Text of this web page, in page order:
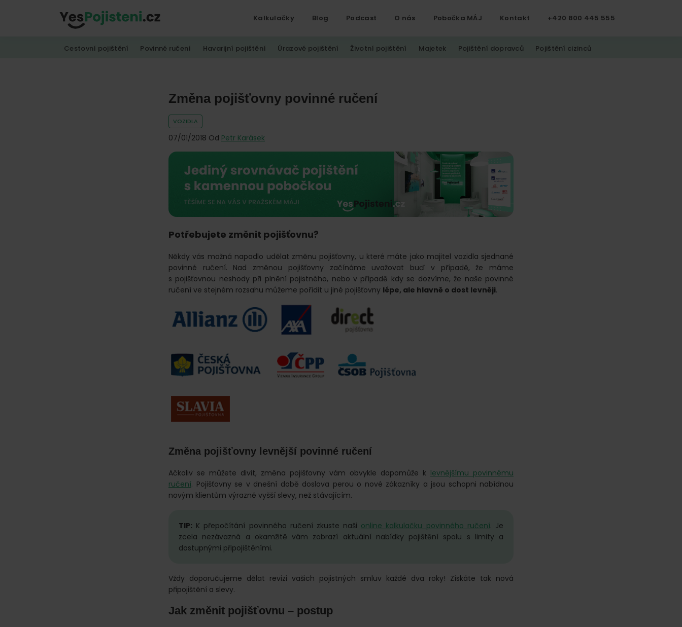
srovnávač
Kalkulačky Blog Podcast O nás Pobočka MÁJ Kontakt +420 800 445 555
Cestovní pojištění Povinné ručení Havarijní pojištění Úrazové pojištění Životní pojištění Majetek Pojištění dopravců Pojištění cizinců
Změna pojišťovny povinné ručení
VOZIDLA
07/01/2018 Od Petr Karásek
Potřebujete změnit pojišťovnu?
Někdy vás možná napadlo udělat změnu pojišťovny, u které máte jako majitel vozidla sjednané
povinné ručení. Nad změnou pojišťovny začínáme uvažovat buď v případě, že máme
s pojišťovnou neshody při plnění pojistného, nebo v případě kdy se dozvíme, že naše povinné
ručení ve stejném rozsahu můžeme pořídit u jiné pojišťovny lépe, ale hlavně o dost levněji.
Změna pojišťovny levnější povinné ručení
Ačkoliv se můžete divit, změna pojišťovny vám obvykle dopomůže k levnějšímu povinnému
ručení. Pojišťovny se v dnešní době doslova perou o nové zákazníky a jsou schopni nabídnou
novým klientům výrazně vyšší slevy, než stávajícím.
TIP: K přepočítání povinného ručení zkuste naši online kalkulačku povinného ručení. Je
zcela nezávazná a okamžitě vám zobrazí aktuální nabídky pojištění spolu s limity a
dostupnými připojištěními.
Vždy doporučujeme dělat revizi vašich pojistných smluv každé dva roky! Získáte tak nová
připojištění a slevy.
Jak změnit pojišťovnu – postup